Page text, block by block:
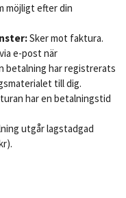
möjligt efter din
Sker mot faktura.
e-post när
betalning har registrerats
till dig.
har en betalningstid
utgår lagstadgad